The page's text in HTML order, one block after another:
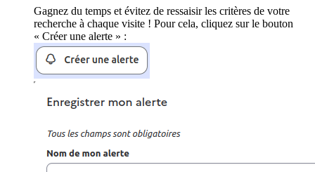
Gagnez du temps et évitez de ressaisir les critères de votre
recherche à chaque visite ! Pour cela, cliquez sur le bouton
« Créer une alerte » :